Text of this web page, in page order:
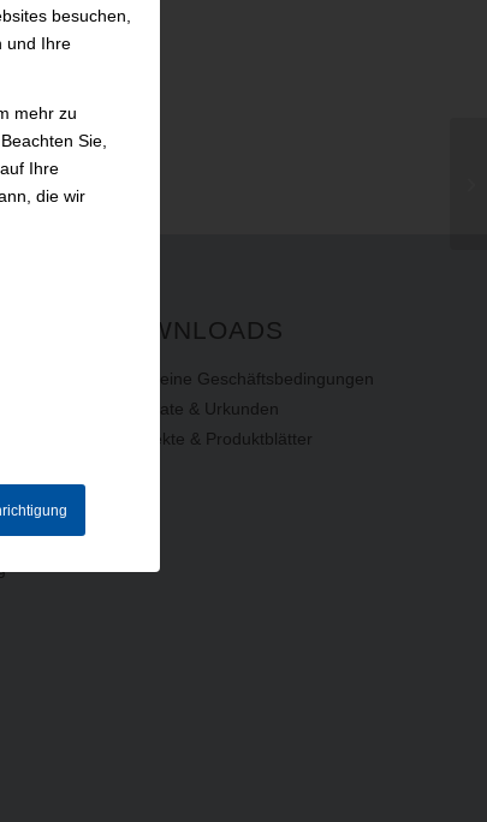
besuchen,
und Ihre
mehr zu
Sie,
Ihre
die wir
DOWNLOADS
Allgemeine Geschäftsbedingungen
Zertifikate & Urkunden
Prospekte & Produktblätter